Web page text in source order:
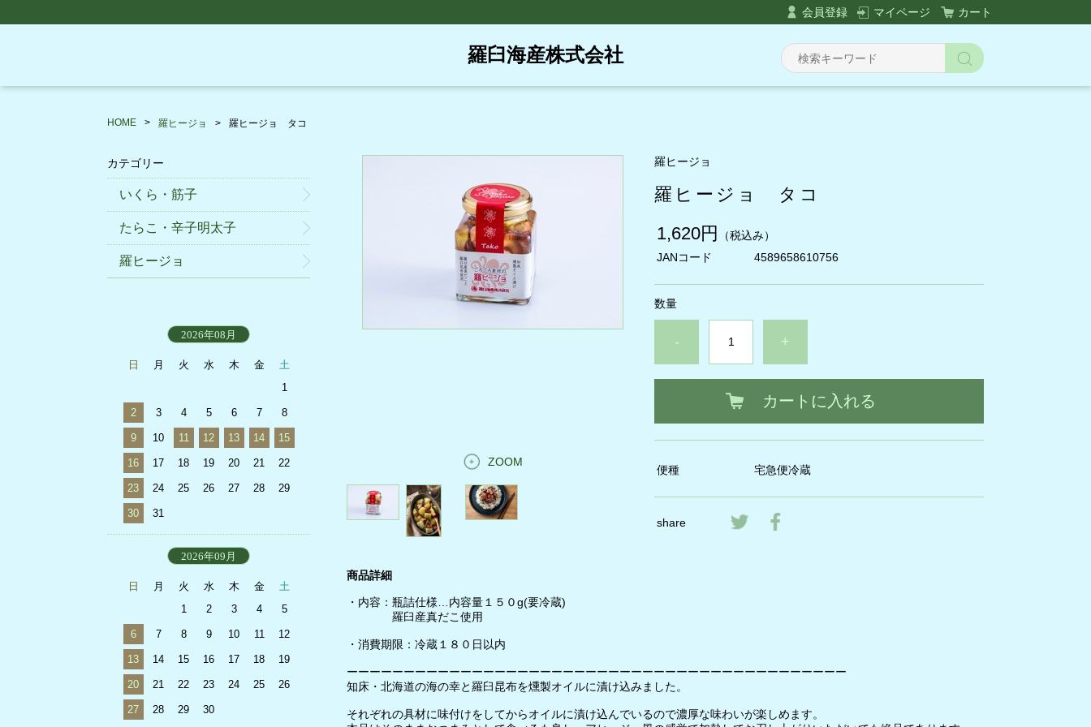
会員登録 マイページ カート
羅臼海産株式会社
HOME 羅ヒージョ 羅ヒージョ タコ
ZOOM
羅ヒージョ
羅ヒージョ タコ
1,620円
（税込み）
JANコード
4589658610756
数量
- +
カートに入れる
便種 宅急便冷蔵
share
商品詳細
・内容：瓶詰仕様…内容量１５０g(要冷蔵)
羅臼産真だこ使用
・消費期限：冷蔵１８０日以内
ーーーーーーーーーーーーーーーーーーーーーーーーーーーーーーーーーーーーーーーーーーーー
知床・北海道の海の幸と羅臼昆布を燻製オイルに漬け込みました。
それぞれの具材に味付けをしてからオイルに漬け込んでいるので濃厚な味わいが楽しめます。
カテゴリー
いくら・筋子
たらこ・辛子明太子
羅ヒージョ
2026年08月
日 月 火 水 木 金
土
1
2 3 4 5 6 7 8
9 10 11 12 13 14 15
16 17 18 19 20 21 22
23 24 25 26 27 28 29
30 31
2026年09月
日 月 火 水 木 金
土
1
2 3 4 5
6 7 8 9 10 11 12
13 14 15 16 17 18 19
20 21 22 23 24 25 26
27 28 29 30